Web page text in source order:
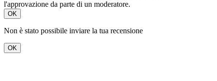
l'approvazione da parte di un moderatore.
OK
Non è stato possibile inviare la tua recensione
OK